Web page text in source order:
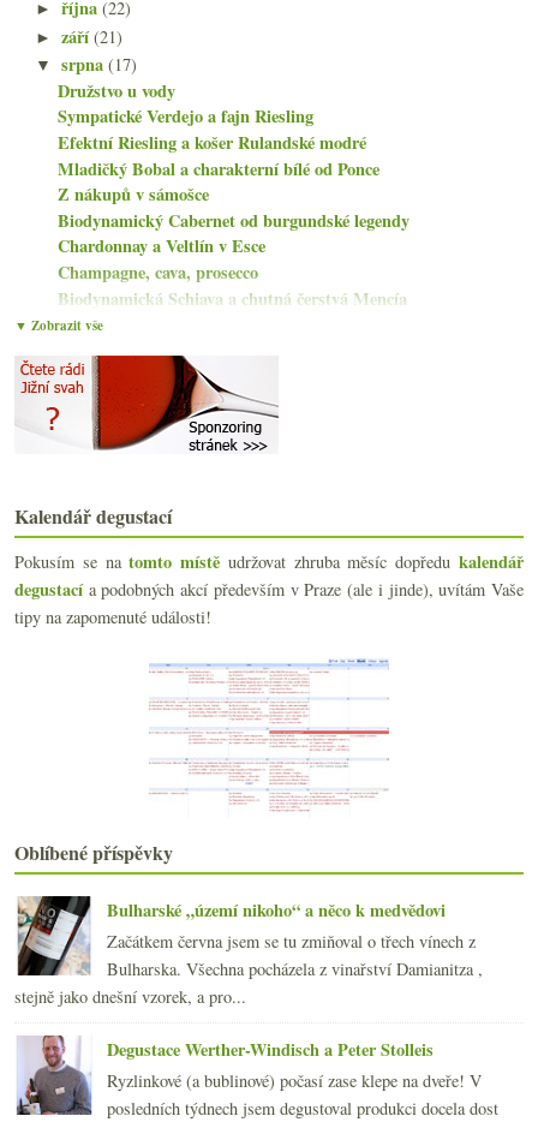
►října(22)
►září(21)
▼srpna(17)
Družstvo u vody
Sympatické Verdejo a fajn Riesling
Efektní Riesling a košer Rulandské modré
Mladičký Bobal a charakterní bílé od Ponce
Z nákupů v sámošce
Biodynamický Cabernet od burgundské legendy
Chardonnay a Veltlín v Esce
Champagne, cava, prosecco
Biodynamická Schiava a chutná čerstvá Mencía
Kdy v restauraci vrátit víno?
Parádní nefortifikované bílé z Jerezu
Výborná Rioja a skvělé i špatné naturální bubliny
Lehkonohé seriózní horské Nebbiolo
Čtyři výtečná Champagne nejen na léto
Třikrát Mencía od Bodegas Pittacum
Stará škola Prosecca
►července(18)
►června(20)
►května(21)
►dubna(20)
►2014(254)
►2012(254)
►2011(252)
►2010(249)
►2009(249)
►2008(270)
2007 (108)
▼ Zobrazit vše
Kalendář degustací
Pokusím se natomto místě udržovat zhruba měsíc dopředukalendář
degustacía podobných akcí především v Praze (ale i jinde), uvítám Vaše
tipy na zapomenuté události!
Oblíbené příspěvky
Bulharské „území nikoho“ a něco k medvědovi
Začátkem června jsem se tu zmiňoval o třech vínech z
Bulharska. Všechna pocházela z vinařství Damianitza ,
stejně jako dnešní vzorek, a pro...
Degustace Werther-Windisch a Peter Stolleis
Ryzlinkové (a bublinové) počasí zase klepe na dveře! V
posledních týdnech jsem degustoval produkci docela dost